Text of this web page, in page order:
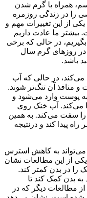
همراه با گرم شدن
را در زندگی روزمره
از این تغییرات مهم و
بیشتر ما عادت داریم
در حالی که برخی
روزهای گرم سال
باشد.
در حالی که آب
منافذ آن تنگ‌تر شوند.
به پوست وارد می‌شود و
می‌کند. آب خنک روی
را سفت می‌کند. به همین
پیدا کند و درنتیجه
می‌تواند به کاهش استرس
از این مطالعات نشان
را در بدن کمتر کند.
بدن کمک کند تا
مطالعات دیگر که در